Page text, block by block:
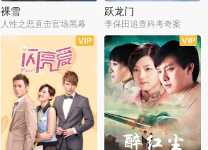
裸雪
人性之恶直击官场黑幕
跃龙门
李保田追查科考奇案
全37集 全30集